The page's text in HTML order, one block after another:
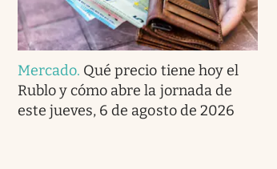
Mercado. Qué precio tiene hoy el
Rublo y cómo abre la jornada de
este jueves, 6 de agosto de 2026